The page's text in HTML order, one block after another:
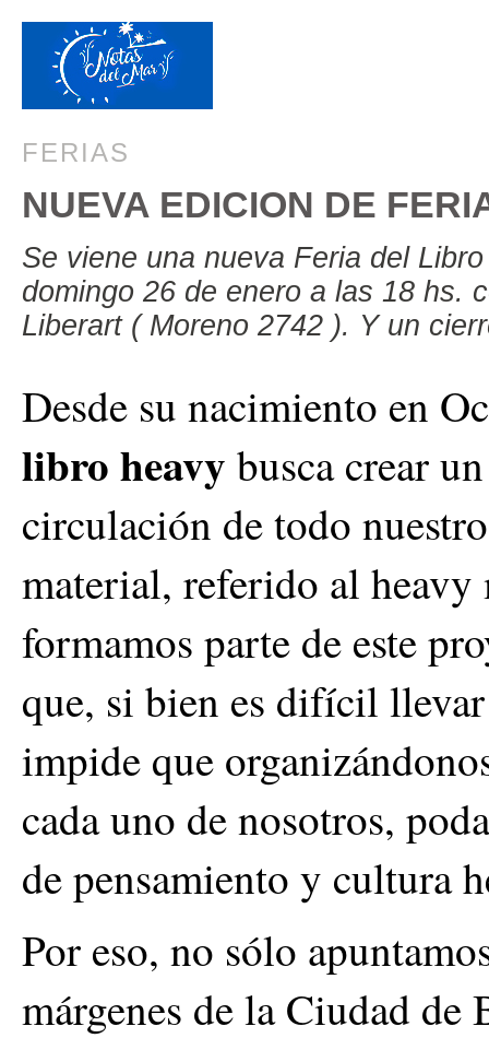
FERIAS
NUEVA EDICION DE
Se viene una nueva Feria del
domingo 26 de enero a las 18 hs.
Liberart ( Moreno 2742 ). Y un
Desde su nacimiento en
libro heavy busca crear
circulación de todo
material, referido al heavy
formamos parte de este
que, si bien es difícil llevar
impide que
cada uno de nosotros,
de pensamiento y cultura
Por eso, no sólo
márgenes de la Ciudad